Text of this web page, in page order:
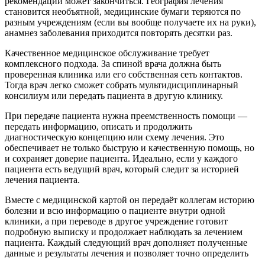
становится необъятной, медицинские бумаги теряются по
разным учреждениям (если вы вообще получаете их на руки),
анамнез заболевания приходится повторять десятки раз.
Качественное медицинское обслуживание требует
комплексного подхода. За спиной врача должна быть
проверенная клиника или его собственная сеть контактов.
Тогда врач легко сможет собрать мультидисциплинарный
консилиум или передать пациента в другую клинику.
При передаче пациента нужна преемственность помощи —
передать информацию, описать и продолжить
диагностическую концепцию или схему лечения. Это
обеспечивает не только быструю и качественную помощь, но
и сохраняет доверие пациента. Идеально, если у каждого
пациента есть ведущий врач, который следит за историей
лечения пациента.
Вместе с медицинской картой он передаёт коллегам историю
болезни и всю информацию о пациенте внутри одной
клиники, а при переводе в другое учреждение готовит
подробную выписку и продолжает наблюдать за лечением
пациента. Каждый следующий врач дополняет полученные
данные и результаты лечения и позволяет точно определить